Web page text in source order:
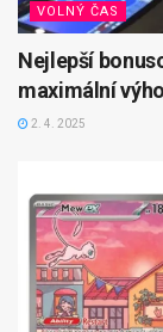
VOLNÝ ČAS
Nejlepší
maximální
2. 4. 2025